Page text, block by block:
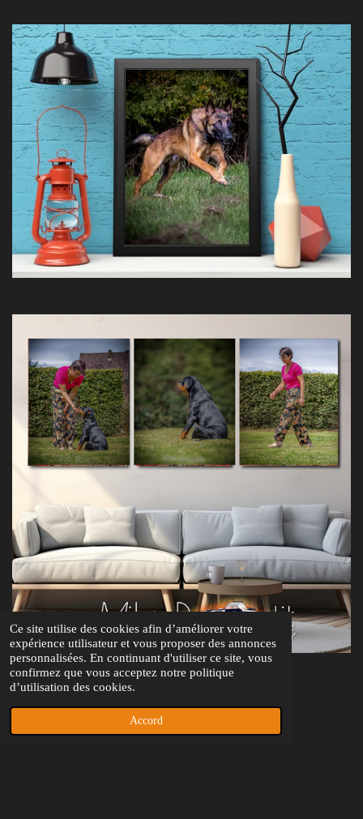
Ce site utilise des cookies afin d’améliorer votre
expérience utilisateur et vous proposer des annonces
personnalisées. En continuant d'utiliser ce site, vous
confirmez que vous acceptez notre politique
d’utilisation des cookies.
Accord
+32 475 581 960